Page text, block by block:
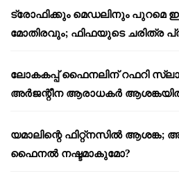
ട്രോഫിക്കും മെഡലിനും പുറമെ
മോതിരവും; ഫിഫയുടെ ചരിത്ര
ലോകകപ്പ് ഫൈനലിന് റഫറി
അർജന്റീന ആരാധകർ
യമാലിന്റെ ഫിറ്റ്നസിൽ ആശങ്ക;
ഫൈനൽ നഷ്ടമാകുമോ?